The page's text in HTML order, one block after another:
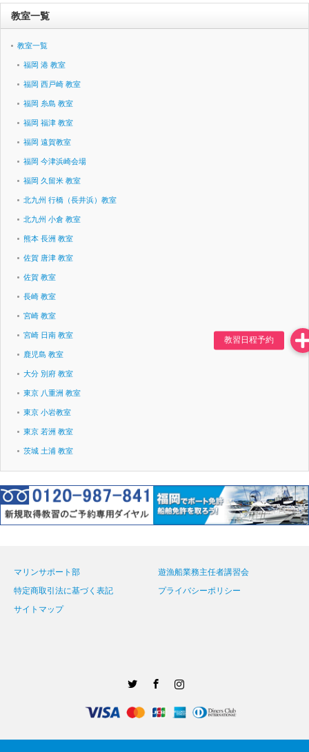
教室一覧
教室一覧
福岡 港 教室
福岡 西戸崎 教室
福岡 糸島 教室
福岡 福津 教室
福岡 遠賀教室
福岡 今津浜崎会場
福岡 久留米 教室
北九州 行橋（長井浜）教室
北九州 小倉 教室
熊本 長洲 教室
佐賀 唐津 教室
佐賀 教室
長崎 教室
宮崎 教室
宮崎 日南 教室
鹿児島 教室
大分 別府 教室
東京 八重洲 教室
東京 小岩教室
東京 若洲 教室
茨城 土浦 教室
マリンサポート部
遊漁船業務主任者講習会
特定商取引法に基づく表記
プライバシーポリシー
サイトマップ